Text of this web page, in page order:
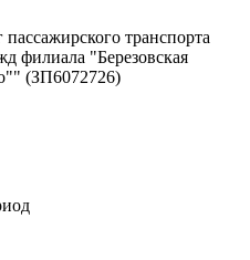
транспорта
филиала "Березовская
(ЗП6072726)